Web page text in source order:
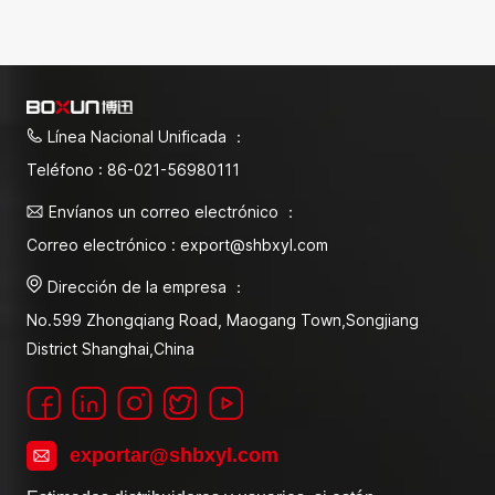
Línea Nacional Unificada ：
Teléfono : 86-021-56980111
Envíanos un correo electrónico ：
Correo electrónico : export@shbxyl.com
Dirección de la empresa ：
No.599 Zhongqiang Road, Maogang Town,Songjiang
District Shanghai,China
exportar@shbxyl.com